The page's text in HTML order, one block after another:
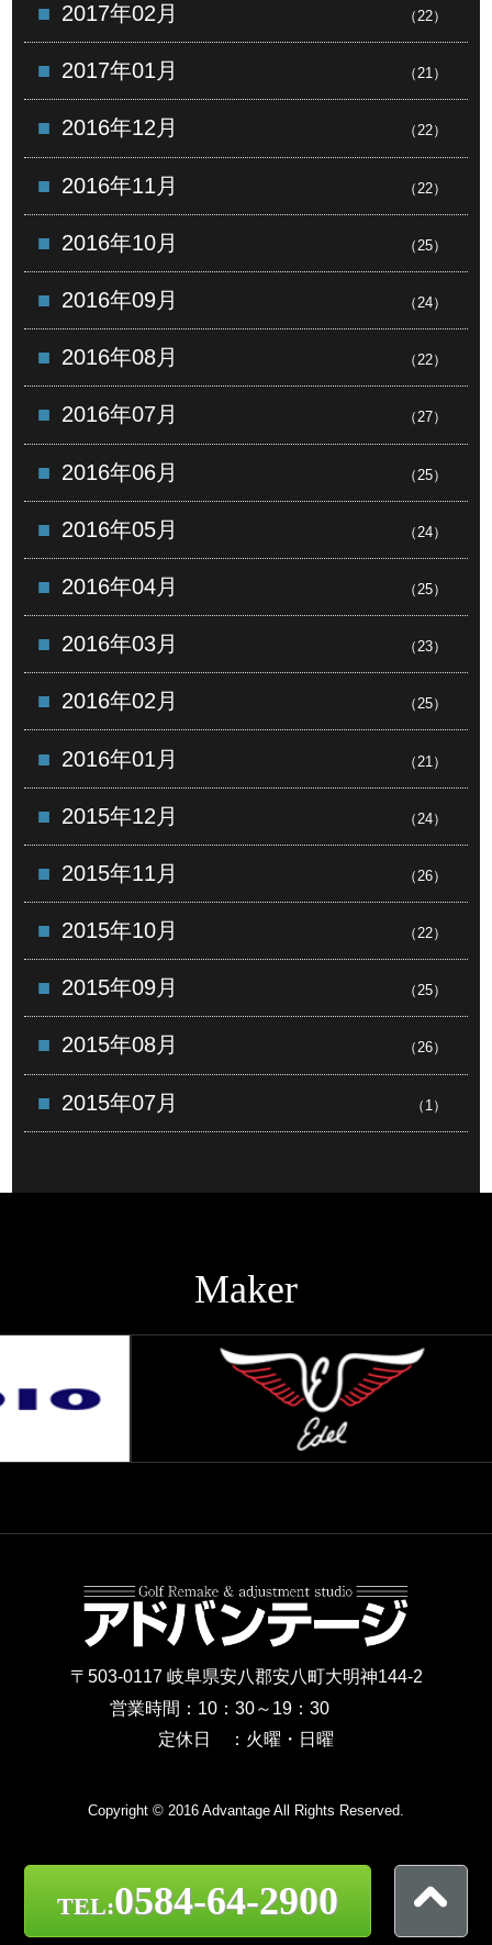
2017年02月 （22）
2017年01月 （21）
2016年12月 （22）
2016年11月 （22）
2016年10月 （25）
2016年09月 （24）
2016年08月 （22）
2016年07月 （27）
2016年06月 （25）
2016年05月 （24）
2016年04月 （25）
2016年03月 （23）
2016年02月 （25）
2016年01月 （21）
2015年12月 （24）
2015年11月 （26）
2015年10月 （22）
2015年09月 （25）
2015年08月 （26）
2015年07月 （1）
Maker
〒503-0117 岐阜県安八郡安八町大明神144-2
TEL:0584-64-2900
営業時間：10：30～19：30
定休日 ：火曜・日曜
Copyright © 2016 Advantage All Rights Reserved.